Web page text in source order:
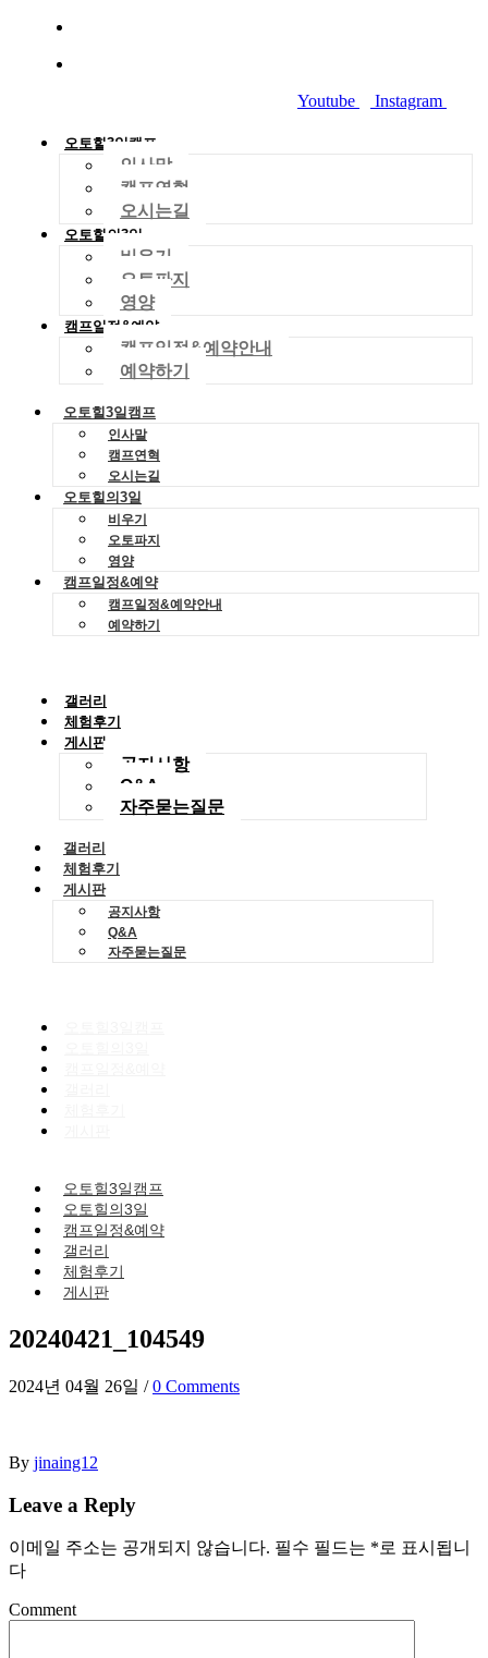
Youtube Instagram
오토힐3일캠프
인사말
캠프연혁
오시는길
오토힐의3일
비우기
오토파지
영양
캠프일정&예약
캠프일정&예약안내
예약하기
오토힐3일캠프
인사말
캠프연혁
오시는길
오토힐의3일
비우기
오토파지
영양
캠프일정&예약
캠프일정&예약안내
예약하기
갤러리
체험후기
게시판
공지사항
Q&A
자주묻는질문
갤러리
체험후기
게시판
공지사항
Q&A
자주묻는질문
오토힐3일캠프
오토힐의3일
캠프일정&예약
갤러리
체험후기
게시판
20240421_104549
2024년 04월 26일 / 0 Comments
By jinaing12
Leave a Reply
이메일 주소는 공개되지 않습니다. 필수 필드는 *로 표시됩니
다
Comment